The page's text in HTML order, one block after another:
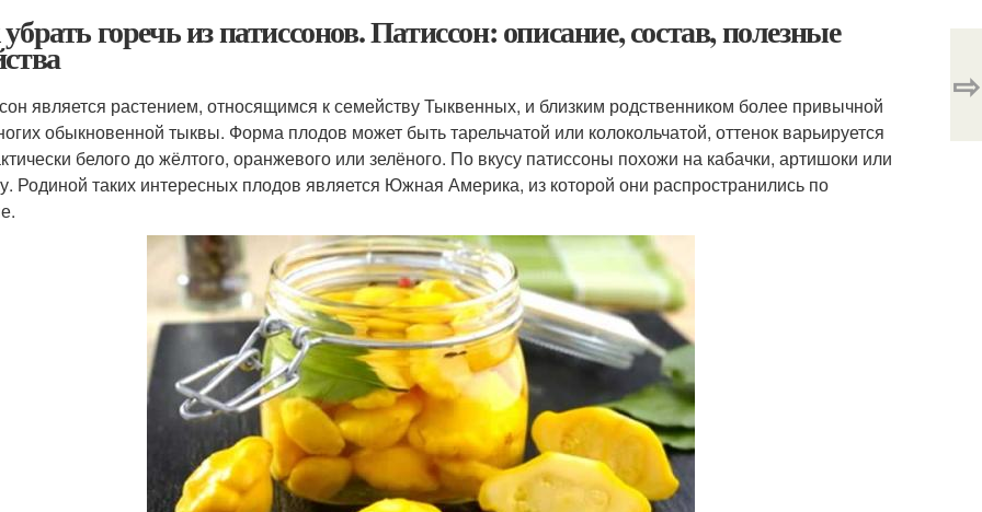
горечь из патиссонов. Патиссон: описание, состав, полезные
является растением, относящимся к семейству Тыквенных, и близким родственником более привычной
обыкновенной тыквы. Форма плодов может быть тарельчатой или колокольчатой, оттенок варьируется
белого до жёлтого, оранжевого или зелёного. По вкусу патиссоны похожи на кабачки, артишоки или
Родиной таких интересных плодов является Южная Америка, из которой они распространились по
⇨